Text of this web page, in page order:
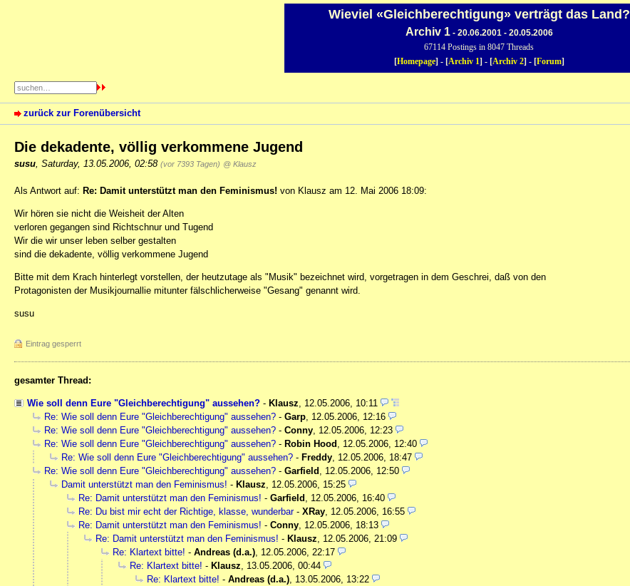
Wieviel «Gleichberechtigung» verträgt das Land?
Archiv 1- 20.06.2001 - 20.05.2006
67114 Postings in 8047 Threads
[Homepage] - [Archiv 1] - [Archiv 2] - [Forum]
zurück zur Forenübersicht
Die dekadente, völlig verkommene Jugend
susu Saturday, 13.05.2006, 02:58 (vor 7393 Tagen) @ Klausz
Als Antwort auf: Re: Damit unterstützt man den Feminismus! von Klausz am 12. Mai 2006 18:09:
Wir hören sie nicht die Weisheit der Alten
verloren gegangen sind Richtschnur und Tugend
Wir die wir unser leben selber gestalten
sind die dekadente, völlig verkommene Jugend
Bitte mit dem Krach hinterlegt vorstellen, der heutzutage als "Musik" bezeichnet wird, vorgetragen in dem Geschrei, daß von den
Protagonisten der Musikjournallie mitunter fälschlicherweise "Gesang" genannt wird.
susu
Eintrag gesperrt
gesamter Thread:
Wie soll denn Eure "Gleichberechtigung" aussehen? - Klausz, 12.05.2006, 10:11
Re: Wie soll denn Eure "Gleichberechtigung" aussehen? - Garp, 12.05.2006, 12:16
Re: Wie soll denn Eure "Gleichberechtigung" aussehen? - Conny, 12.05.2006, 12:23
Re: Wie soll denn Eure "Gleichberechtigung" aussehen? - Robin Hood , 12.05.2006, 12:40
Re: Wie soll denn Eure "Gleichberechtigung" aussehen? - Freddy, 12.05.2006, 18:47
Re: Wie soll denn Eure "Gleichberechtigung" aussehen? - Garfield , 12.05.2006, 12:50
Damit unterstützt man den Feminismus! - Klausz, 12.05.2006, 15:25
Re: Damit unterstützt man den Feminismus! - Garfield , 12.05.2006, 16:40
Re: Du bist mir echt der Richtige, klasse, wunderbar- XRay, 12.05.2006, 16:55
Re: Damit unterstützt man den Feminismus! - Conny, 12.05.2006, 18:13
Re: Damit unterstützt man den Feminismus! - Klausz, 12.05.2006, 21:09
Re: Klartext bitte! - Andreas (d.a.), 12.05.2006, 22:17
Re: Klartext bitte! - Klausz, 13.05.2006, 00:44
Re: Klartext bitte! - Andreas (d.a.), 13.05.2006, 13:22